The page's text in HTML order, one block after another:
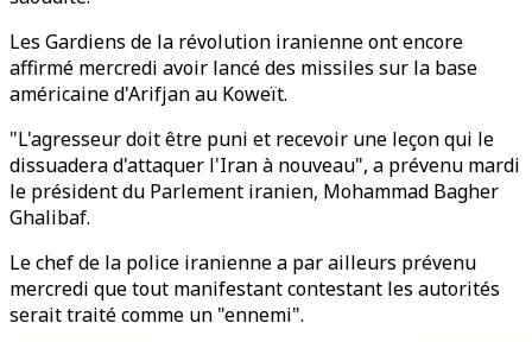
Les Gardiens de la révolution iranienne ont encore
affirmé mercredi avoir lancé des missiles sur la base
américaine d'Arifjan au Koweït.
"L'agresseur doit être puni et recevoir une leçon qui le
dissuadera d'attaquer l'Iran à nouveau", a prévenu mardi
le président du Parlement iranien, Mohammad Bagher
Ghalibaf.
Le chef de la police iranienne a par ailleurs prévenu
mercredi que tout manifestant contestant les autorités
serait traité comme un "ennemi".